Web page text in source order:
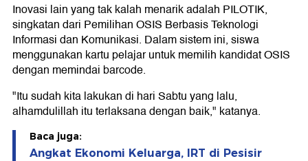
Inovasi lain yang tak kalah menarik adalah PILOTIK,
singkatan dari Pemilihan OSIS Berbasis Teknologi
Informasi dan Komunikasi. Dalam sistem ini, siswa
menggunakan kartu pelajar untuk memilih kandidat OSIS
dengan memindai barcode.
"Itu sudah kita lakukan di hari Sabtu yang lalu,
alhamdulillah itu terlaksana dengan baik," katanya.
Baca juga:
Angkat Ekonomi Keluarga, IRT di Pesisir